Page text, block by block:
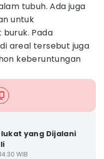
tubuh. Ada juga
untuk
Pada
areal tersebut juga
keberuntungan
yang Dijalani
WIB